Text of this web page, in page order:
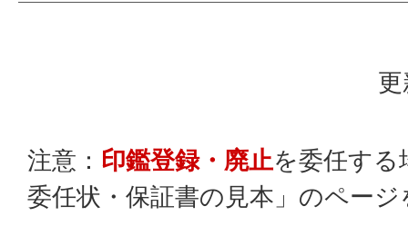
注意： 印鑑登録・廃止を委任する
委任状・保証書の見本」のペー